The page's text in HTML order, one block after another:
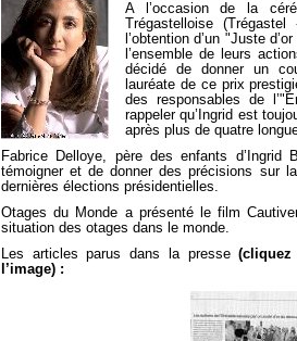
A l’occasion de la
Trégastelloise
l’obtention d’un "Juste
l’ensemble de leurs
décidé de donner un
lauréate de ce prix
des responsables de
rappeler qu’Ingrid est
après plus de quatre
Fabrice Delloye, père des enfants d’Ingrid
témoigner et de donner des précisions sur
dernières élections présidentielles.
Otages du Monde a présenté le film
situation des otages dans le monde.
Les articles parus dans la presse
l’image) :